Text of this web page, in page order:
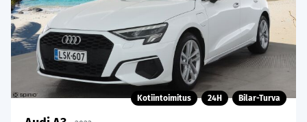
Kotiintoimitus 24H Bilar-Turva